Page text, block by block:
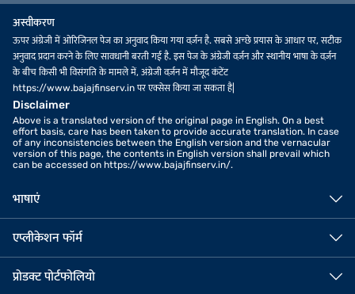
अस्वीकरण
ऊपर अंग्रेजी में ओरिजिनल पेज का अनुवाद किया गया वर्ज़न है. सबसे अच्छे प्रयास के आधार पर, सटीक
अनुवाद प्रदान करने के लिए सावधानी बरती गई है. इस पेज के अंग्रेजी वर्ज़न और स्थानीय भाषा के वर्ज़न
के बीच किसी भी विसंगति के मामले में, अंग्रेजी वर्ज़न में मौजूद कंटेंट
https://www.bajajfinserv.in पर एक्सेस किया जा सकता है|
Disclaimer
Above is a translated version of the original page in English. On a best
effort basis, care has been taken to provide accurate translation. In case
of any inconsistencies between the English version and the vernacular
version of this page, the contents in English version shall prevail which
can be accessed on https://www.bajajfinserv.in/.
भाषाएं
एप्लीकेशन फॉर्म
प्रोडक्ट पोर्टफोलियो